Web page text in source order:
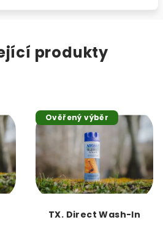
produkty
Ověřený výběr
TX. Direct Wash-In